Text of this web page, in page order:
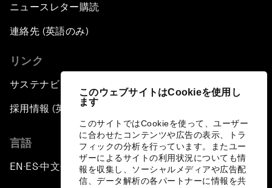
このウェブサイトはCookieを使用し
ます
このサイトではCookieを使って、ユーザー
に合わせたコンテンツや広告の表示、トラ
フィックの分析を行っています。またユー
ザーによるサイトの利用状況についても情
報を収集し、ソーシャルメディアや広告配
信、データ解析の各パートナーに情報を共
ニュースレター購読
連絡先 (英語のみ)
リンク
サステナビリティへの取り組み
採用情報 (英語のみ)
言語
EN ▪ES▪中文▪ 日本語